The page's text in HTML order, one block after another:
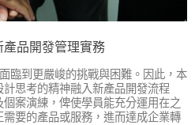
產品開發管理實務
臨到更嚴峻的挑戰與困難。因此，本
思考的精神融入新產品開發流程
案演練，俾使學員能充分運用在之
要的產品或服務，進而達成企業轉